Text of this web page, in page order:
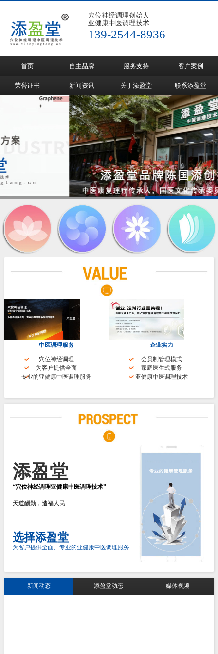
穴位神经调理创始人
亚健康中医调理技术
139-2544-8936
首页 自主品牌 服务支持 客户案例
荣誉证书 新闻资讯 关于添盈堂 联系添盈堂
中医调理服务
穴位神经调理
为客户提供全面
专业的亚健康中医调理服务
企业实力
会员制管理模式
家庭医生式服务
亚健康中医调理技术
添盈堂
“穴位神经调理亚健康中医调理技术”
天道酬勤，造福人民
选择添盈堂
为客户提供全面、专业的亚健康中医调理服务
新闻动态 添盈堂动态 媒体视频